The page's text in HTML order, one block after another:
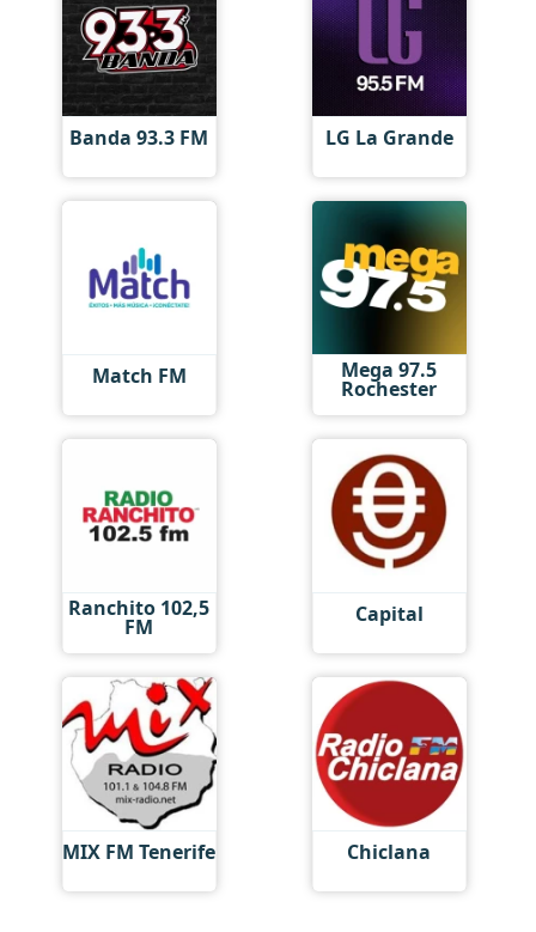
Banda 93.3 FM LG La Grande
Match FM Mega 97.5
Rochester
Ranchito 102,5
FM Capital
MIX FM Tenerife Chiclana